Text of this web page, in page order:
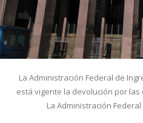
La Administración Federal de
está vigente la devolución por
La Administración